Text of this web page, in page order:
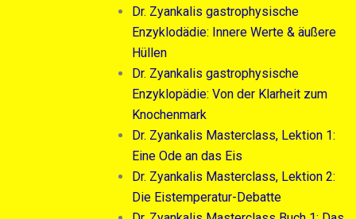
Dr. Zyankalis gastrophysische
Enzyklodädie: Innere Werte & äußere
Hüllen
Dr. Zyankalis gastrophysische
Enzyklopädie: Von der Klarheit zum
Knochenmark
Dr. Zyankalis Masterclass, Lektion 1:
Eine Ode an das Eis
Dr. Zyankalis Masterclass, Lektion 2:
Die Eistemperatur-Debatte